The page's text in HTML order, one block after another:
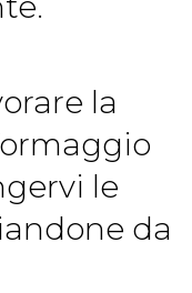
la
le
da